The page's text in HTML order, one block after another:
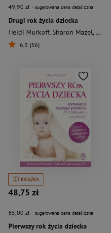
49,90 zł - sugerowana cena detaliczna
Drugi rok życia dziecka
Heidi Murkoff, Sharon Mazel,
6,5 (36)
KSIĄŻKA
48,75 zł
65,00 zł - sugerowana cena detaliczna
Pierwszy rok życia dziecka